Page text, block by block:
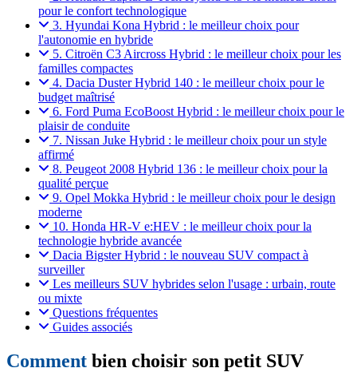
pour le confort technologique
3. Hyundai Kona Hybrid : le meilleur choix pour
l'autonomie en hybride
5. Citroën C3 Aircross Hybrid : le meilleur choix pour les
familles compactes
4. Dacia Duster Hybrid 140 : le meilleur choix pour le
budget maîtrisé
6. Ford Puma EcoBoost Hybrid : le meilleur choix pour le
plaisir de conduite
7. Nissan Juke Hybrid : le meilleur choix pour un style
affirmé
8. Peugeot 2008 Hybrid 136 : le meilleur choix pour la
qualité perçue
9. Opel Mokka Hybrid : le meilleur choix pour le design
moderne
10. Honda HR-V e:HEV : le meilleur choix pour la
technologie hybride avancée
Dacia Bigster Hybrid : le nouveau SUV compact à
surveiller
Les meilleurs SUV hybrides selon l'usage : urbain, route
ou mixte
Questions fréquentes
Guides associés
Comment bien choisir son petit SUV